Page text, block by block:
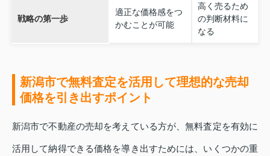
戦略の第一歩
適正な価格感をつ
かむことが可能
高く売るため
の判断材料に
なる
新潟市で無料査定を活用して理想的な売却
価格を引き出すポイント
新潟市で不動産の売却を考えている方が、無料査定を有効に
活用して納得できる価格を導き出すためには、いくつかの重